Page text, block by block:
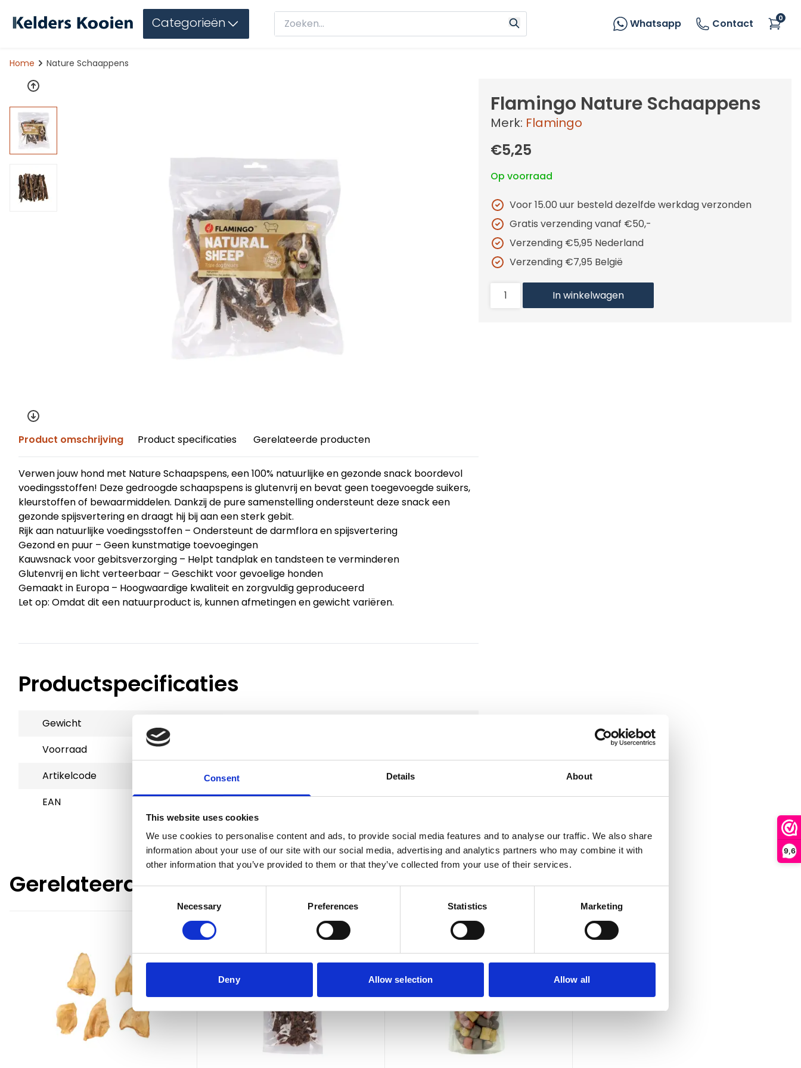
Consent Details About
This website uses cookies
We use cookies to personalise content and ads, to provide social media features and to analyse our traffic. We also share
information about your use of our site with our social media, advertising and analytics partners who may combine it with
other information that you’ve provided to them or that they’ve collected from your use of their services.
Consent
Necessary Preferences Statistics Marketing
Deny Allow selection Allow all
9,6
Categorieën Whatsapp Contact 0
Home Nature Schaappens
Product omschrijving Product specificaties Gerelateerde producten
Verwen jouw hond met Nature Schaapspens, een 100% natuurlijke en gezonde snack boordevol
voedingsstoffen! Deze gedroogde schaapspens is glutenvrij en bevat geen toegevoegde suikers,
kleurstoffen of bewaarmiddelen. Dankzij de pure samenstelling ondersteunt deze snack een
gezonde spijsvertering en draagt hij bij aan een sterk gebit.
Rijk aan natuurlijke voedingsstoffen – Ondersteunt de darmflora en spijsvertering
Gezond en puur – Geen kunstmatige toevoegingen
Kauwsnack voor gebitsverzorging – Helpt tandplak en tandsteen te verminderen
Glutenvrij en licht verteerbaar – Geschikt voor gevoelige honden
Gemaakt in Europa – Hoogwaardige kwaliteit en zorgvuldig geproduceerd
Let op: Omdat dit een natuurproduct is, kunnen afmetingen en gewicht variëren.
Productspecificaties
Gewicht
Voorraad
Artikelcode
801924
EAN
Flamingo Nature Schaappens
Merk: Flamingo
€5,25
Op voorraad
Voor 15.00 uur besteld dezelfde werkdag verzonden
Gratis verzending vanaf €50,-
Verzending €5,95 Nederland
Verzending €7,95 België
In winkelwagen
Gerelateerde producten